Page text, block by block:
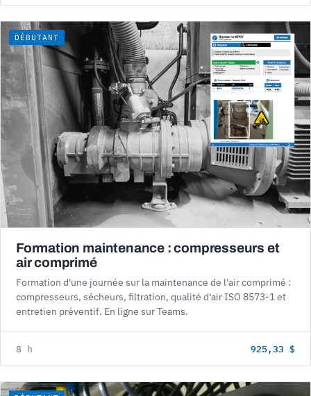
DÉBUTANT
Formation maintenance : compresseurs et
air comprimé
Formation d'une journée sur la maintenance de l'air comprimé :
compresseurs, sécheurs, filtration, qualité d'air ISO 8573-1 et
entretien préventif. En ligne sur Teams.
8 h 925,33 $